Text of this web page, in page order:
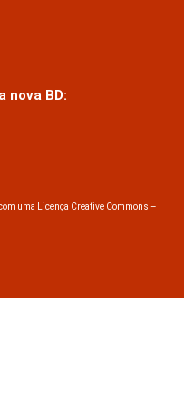
nova BD:
uma Licença Creative Commons –